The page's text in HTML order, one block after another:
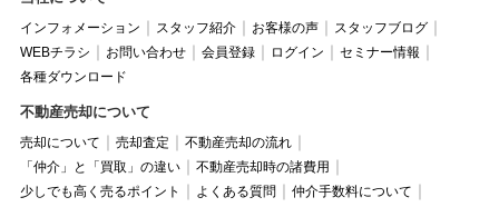
インフォメーション スタッフ紹介 お客様の声
スタッフブログ
WEBチラシ
お問い合わせ 会員登録 ログイン
セミナー情報
各種ダウンロード
不動産売却について
売却について 売却査定
不動産売却の流れ
「仲介」と「買取」の違い
不動産売却時の諸費用
少しでも高く売るポイント
よくある質問
仲介手数料について